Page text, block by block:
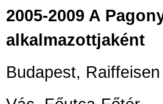
2005-2009 A
alkalmazottjaként
Budapest,